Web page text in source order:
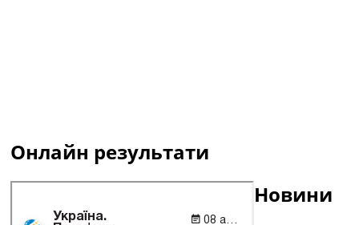
Онлайн результати
Новини